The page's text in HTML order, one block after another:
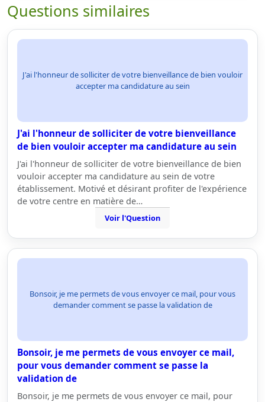
Questions similaires
J'ai l'honneur de solliciter de votre bienveillance de bien vouloir
accepter ma candidature au sein
J'ai l'honneur de solliciter de votre bienveillance
de bien vouloir accepter ma candidature au sein
J'ai l'honneur de solliciter de votre bienveillance de bien
vouloir accepter ma candidature au sein de votre
établissement. Motivé et désirant profiter de l'expérience
de votre centre en matière de…
Voir l'Question
Bonsoir, je me permets de vous envoyer ce mail, pour vous
demander comment se passe la validation de
Bonsoir, je me permets de vous envoyer ce mail,
pour vous demander comment se passe la
validation de
Bonsoir, je me permets de vous envoyer ce mail, pour